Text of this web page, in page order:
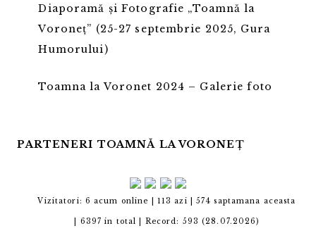
Diaporamă și Fotografie „Toamnă la
Voroneț” (25-27 septembrie 2025, Gura
Humorului)
Toamna la Voronet 2024 – Galerie foto
PARTENERI TOAMNĂ LA VORONEȚ
Vizitatori: 6 acum online | 113 azi | 574 saptamana aceasta
6397 in total | Record: 593 (28.07.2026)